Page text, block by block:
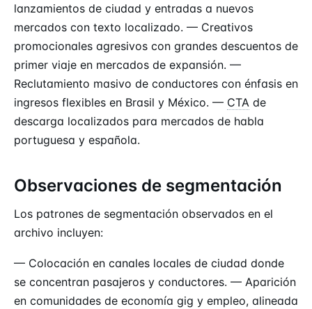
lanzamientos de ciudad y entradas a nuevos
mercados con texto localizado. — Creativos
promocionales agresivos con grandes descuentos de
primer viaje en mercados de expansión. —
Reclutamiento masivo de conductores con énfasis en
ingresos flexibles en Brasil y México. — CTA de
descarga localizados para mercados de habla
portuguesa y española.
Observaciones de segmentación
Los patrones de segmentación observados en el
archivo incluyen:
— Colocación en canales locales de ciudad donde
se concentran pasajeros y conductores. — Aparición
en comunidades de economía gig y empleo, alineada